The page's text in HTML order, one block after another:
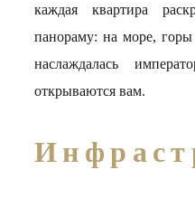
каждая квартира
панораму: на море,
наслаждалась
открываются вам.